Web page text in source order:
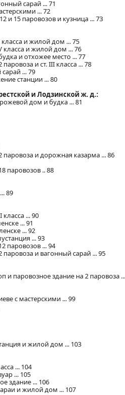
сарай ... 71
... 72
и 15 паровозов и кузница ... 73
и жилой дом ... 75
класса и жилой дом ... 76
и отхожее место ... 77
и ст. III класса ... 78
... 79
станции ... 80
и Лодзинской ж. д.:
дом и будка ... 81
паровоза и дорожная казарма ... 86
паровозов .. 88
89
... 90
... 91
... 92
... 93
паровозов ... 94
и вагонный сарай ... 95
и паровозное здание на 2 паровоза
с мастерскими ... 99
и жилой дом ... 103
... 104
... 105
здание ... 106
и жилой дом ... 107